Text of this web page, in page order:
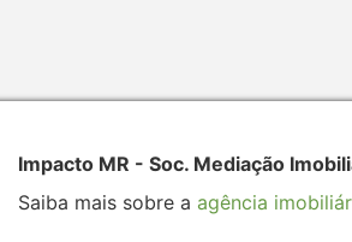
Impacto MR - Soc. Mediação
Saiba mais sobre a agência